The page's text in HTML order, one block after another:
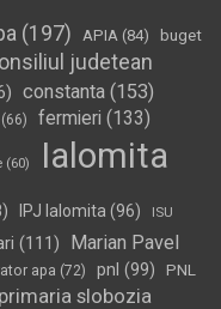
(197) APIA (84)
buget
judetean
constanta (153)
(66) fermieri (133)
(60)
Ialomita
IPJ Ialomita (96) ISU
(111)
Marian Pavel
apa (72) pnl (99)
PNL
primaria slobozia